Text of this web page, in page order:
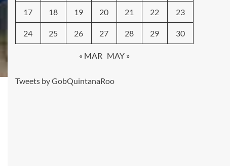
17 18 19 20 21 22 23
24 25 26 27 28 29 30
« MAR MAY »
Tweets by GobQuintanaRoo